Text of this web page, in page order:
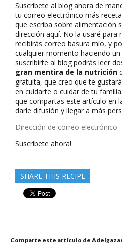
Suscríbete al blog ahora de
tu correo electrónico más
que escriba sobre alimentación
dirección aquí. No la usaré para
recibirás correo basura mío, y
cualquier momento haciendo
suscribirte al blog podrás leer
gran mentira de la nutrición
gratuita, que creo que te
en cuidarte o cuidar de tu
que compartas este artículo en
darle difusión y llegar a más
Dirección
correo
Suscríbete ahora!
SHARE THIS RECIPE
Comparte este artículo de